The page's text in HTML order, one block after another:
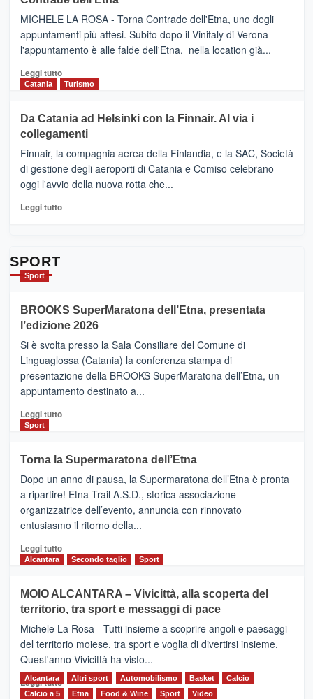
SUMMER
CLUB
(Ct)
–
Benanti
presenta
“Vino
&
Cultura
tappe
dell’enoturismo
MICHELE LA ROSA - Torna Contrade dell'Etna, uno degli
appuntamenti più attesi. Subito dopo il Vinitaly di Verona
l'appuntamento è alle falde dell'Etna, nella location già...
Leggi tuttoLeggi
di
RANDAZZO
–
Ci
siamo
quasi….
pronti
per
Catania Turismo
Da Catania ad Helsinki con la Finnair. Al via i
collegamenti
Finnair, la compagnia aerea della Finlandia, e la SAC, Società
di gestione degli aeroporti di Catania e Comiso celebrano
oggi l'avvio della nuova rotta che...
Leggi tuttoLeggi
con
la
Al
via
i
collegamenti
SPORT
Sport
BROOKS SuperMaratona dell’Etna, presentata
l’edizione 2026
Si è svolta presso la Sala Consiliare del Comune di
Linguaglossa (Catania) la conferenza stampa di
presentazione della BROOKS SuperMaratona dell’Etna, un
appuntamento destinato a...
Leggi tuttoLeggi
BROOKS
SuperMaratona
dell’Etna,
presentata
l’edizione
2026
Sport
Torna la Supermaratona dell’Etna
Dopo un anno di pausa, la Supermaratona dell’Etna è pronta
a ripartire! Etna Trail A.S.D., storica associazione
organizzatrice dell’evento, annuncia con rinnovato
entusiasmo il ritorno della...
Leggi tuttoLeggi
Torna
la
Supermaratona
dell’Etna
Alcantara Secondo taglio Sport
MOIO ALCANTARA – Vivicittà, alla scoperta del
territorio, tra sport e messaggi di pace
Michele La Rosa - Tutti insieme a scoprire angoli e paesaggi
del territorio moiese, tra sport e voglia di divertirsi insieme.
Quest'anno Vivicittà ha visto...
Leggi tutto Leggi
Alcantara Altri sport Automobilismo Basket
Calcio
Calcio a 5
Etna Food & Wine Sport Video